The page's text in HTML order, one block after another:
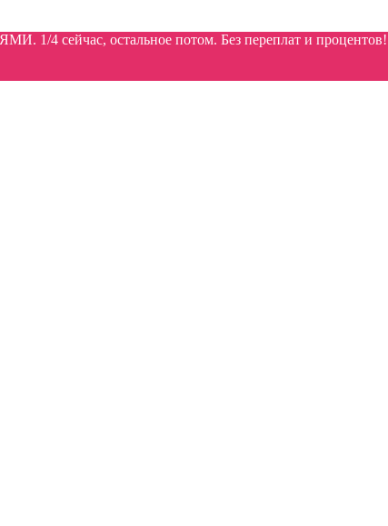
1/4 сейчас, остальное потом. Без переплат и процентов!